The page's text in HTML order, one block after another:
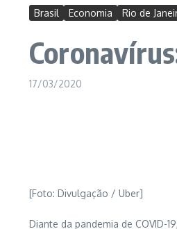
Brasil Economia Rio de
17/03/2020
[Foto: Divulgação / Uber]
Diante da pandemia de COVID-